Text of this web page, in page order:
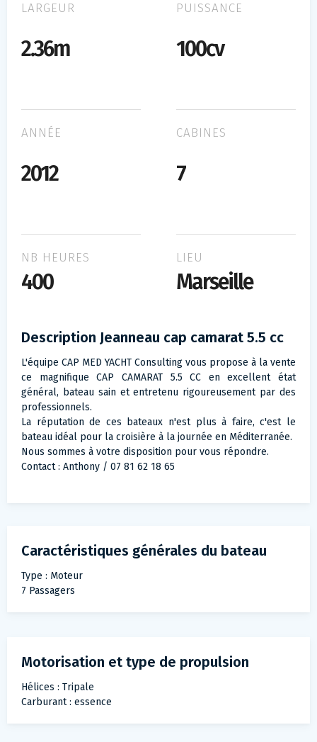
LARGEUR
2.36m
PUISSANCE
100cv
ANNÉE
2012
CABINES
7
NB HEURES
400
LIEU
Marseille
Description Jeanneau cap camarat 5.5 cc
L'équipe CAP MED YACHT Consulting vous propose à la vente
ce magnifique CAP CAMARAT 5.5 CC en excellent état
général, bateau sain et entretenu rigoureusement par des
professionnels.
La réputation de ces bateaux n'est plus à faire, c'est le
bateau idéal pour la croisière à la journée en Méditerranée.
Nous sommes à votre disposition pour vous répondre.
Contact : Anthony / 07 81 62 18 65
Caractéristiques générales du bateau
Type : Moteur
7 Passagers
Motorisation et type de propulsion
Hélices : Tripale
Carburant : essence